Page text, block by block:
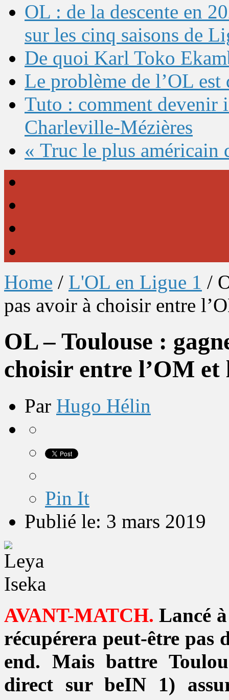
OL : de la descente en
sur les cinq saisons de
De quoi Karl Toko
Le problème de l’OL
Tuto : comment devenir
Charleville-Mézières
« Truc le plus américain
Home / L'OL en Ligue 1 /
pas avoir à choisir entre
OL – Toulouse :
choisir entre l’OM et
Par Hugo Hélin
Pin It
Publié le: 3 mars 2019
AVANT-MATCH. Lancé
récupérera peut-être pas
end. Mais battre
direct sur beIN 1)